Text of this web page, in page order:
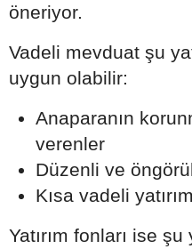
öneriyor.
Vadeli mevduat şu
uygun olabilir:
Anaparanın
verenler
Düzenli ve
Kısa vadeli
Yatırım fonları ise şu